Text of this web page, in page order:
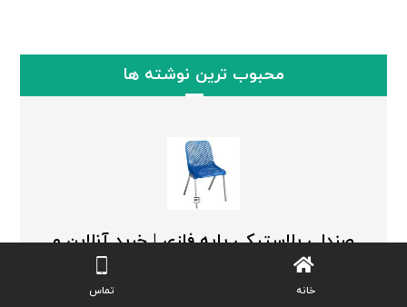
محبوب ترین نوشته ها
صندلی پلاستیکی پایه فلزی | خرید آنلاین و
ارزان انواع مدل ها بدون واسطه
خانه تماس